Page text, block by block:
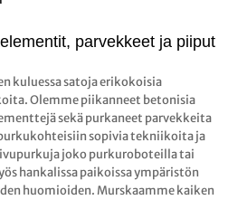
parvekkeet ja piiput
kuluessa satoja erikokoisia
Olemme piikanneet betonisia
sekä purkaneet parvekkeita
sopivia tekniikoita ja
joko purkuroboteilla tai
hankalissa paikoissa ympäristön
huomioiden. Murskaamme kaiken